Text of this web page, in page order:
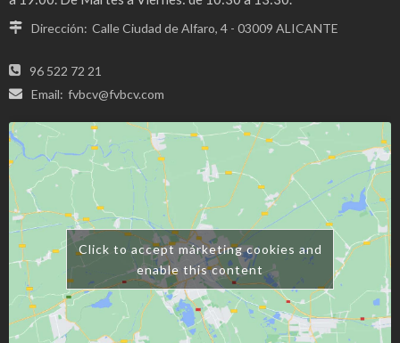
Dirección: Calle Ciudad de Alfaro, 4 - 03009 ALICANTE
96 522 72 21
Email: fvbcv@fvbcv.com
Click to accept márketing cookies and
enable this content